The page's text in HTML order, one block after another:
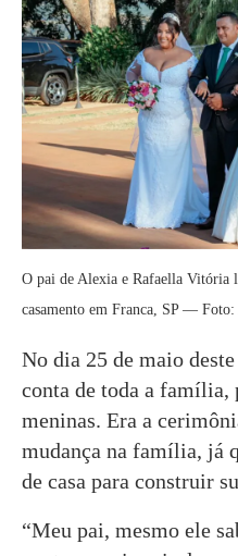
O pai de Alexia e Rafaella Vitória
casamento em Franca, SP —
No dia 25 de maio
conta de toda a família,
meninas. Era a
mudança na família, já
de casa para construir
“Meu pai, mesmo ele